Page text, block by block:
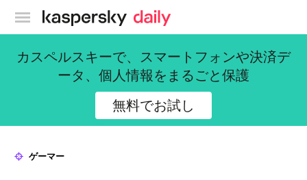
カスペルスキー公式ブログ
カスペルスキーで、スマートフォンや決済デ
ータ、個人情報をまるごと保護
無料でお試し
ゲーマー